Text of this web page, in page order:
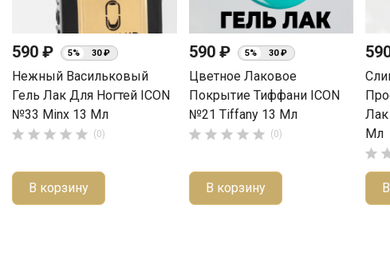
590 ₽ 5% 30 ₽
Нежный Васильковый
Гель Лак Для Ногтей ICON
№33 Minx 13 Мл
     (0)
В корзину
590 ₽ 5% 30 ₽
Цветное Лаковое
Покрытие Тиффани ICON
№21 Tiffany 13 Мл
     (0)
В корзину
Лак
Мл
